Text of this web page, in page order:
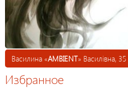
Василина «AMBIENT» Василівна, 35
Избранное